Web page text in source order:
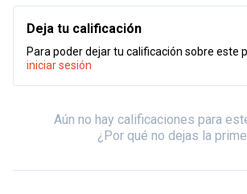
Deja tu calificación
Para poder dejar tu calificación sobre este
iniciar sesión
Aún no hay calificaciones para
¿Por qué no dejas la